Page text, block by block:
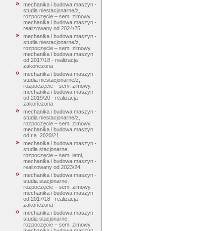
mechanika i budowa maszyn -
studia niestacjonarne/z,
rozpoczęcie – sem. zimowy,
mechanika i budowa maszyn -
realizowany od 2024/25
mechanika i budowa maszyn -
studia niestacjonarne/z,
rozpoczęcie – sem. zimowy,
mechanika i budowa maszyn
od 2017/18 - realizacja
zakończona
mechanika i budowa maszyn -
studia niestacjonarne/z,
rozpoczęcie – sem. zimowy,
mechanika i budowa maszyn
od 2019/20 - realizacja
zakończona
mechanika i budowa maszyn -
studia niestacjonarne/z,
rozpoczęcie – sem. zimowy,
mechanika i budowa maszyn
od r.a. 2020/21
mechanika i budowa maszyn -
studia stacjonarne,
rozpoczęcie – sem. letni,
mechanika i budowa maszyn -
realizowany od 2023/24
mechanika i budowa maszyn -
studia stacjonarne,
rozpoczęcie – sem. zimowy,
mechanika i budowa maszyn
od 2017/18 - realizacja
zakończona
mechanika i budowa maszyn -
studia stacjonarne,
rozpoczęcie – sem. zimowy,